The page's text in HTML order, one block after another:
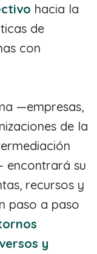
hacia la
de
con
—empresas,
de la
encontrará su
recursos y
paso a paso
y